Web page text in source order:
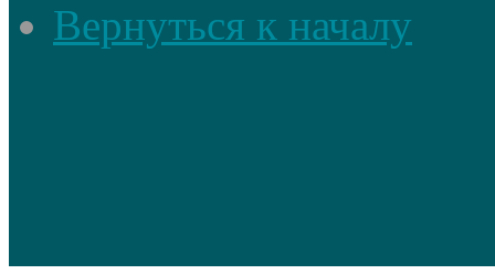
Вернуться к началу